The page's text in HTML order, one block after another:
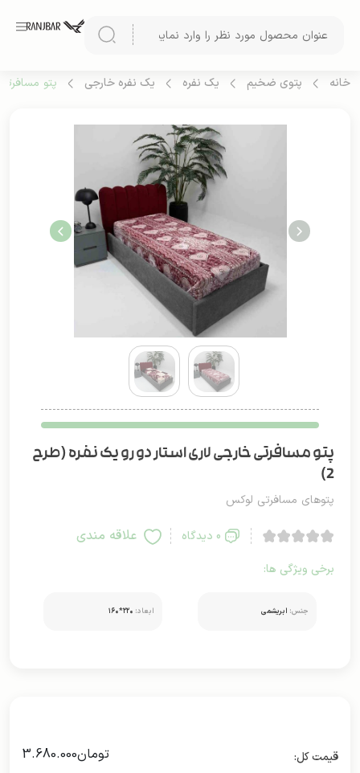
خانه پتوی ضخیم یک نفره یک نفره خارجی پتو
پتو مسافرتی خارجی لاری استار دو رو یک نفره (طرح
2)
پتوهای مسافرتی لوکس
0 دیدگاه علاقه مندی
برخی ویژگی ها:
جنس: ابریشمی ابعاد: ۲۲۰*۱۶۰
تومان3.680.000